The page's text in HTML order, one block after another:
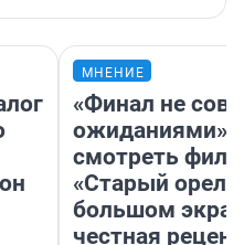
МНЕНИЕ
«Финал не
ожиданиями»:
смотреть
«Старый орел»
большом
честная